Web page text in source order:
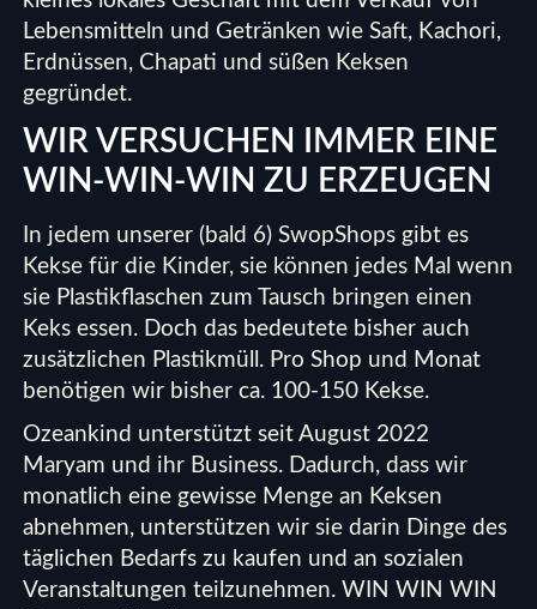
Lebensmitteln und Getränken wie Saft, Kachori,
Erdnüssen, Chapati und süßen Keksen
gegründet.
WIR VERSUCHEN IMMER EINE
WIN-WIN-WIN ZU ERZEUGEN
In jedem unserer (bald 6)SwopShops gibt es
Kekse für die Kinder, sie können jedes Mal wenn
sie Plastikflaschen zum Tausch bringen einen
Keks essen. Doch das bedeutete bisher auch
zusätzlichen Plastikmüll. Pro Shop und Monat
benötigen wir bisher ca. 100-150 Kekse.
Ozeankind unterstützt seit August 2022
Maryam und ihr Business. Dadurch, dass wir
monatlich eine gewisse Menge an Keksen
abnehmen, unterstützen wir sie darin Dinge des
täglichen Bedarfs zu kaufen und an sozialen
Veranstaltungen teilzunehmen. WIN WIN WIN